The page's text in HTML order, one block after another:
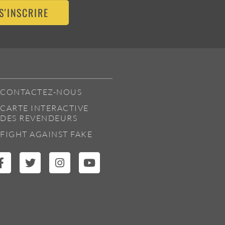
CONTACTEZ-NOUS
CARTE INTERACTIVE
DES REVENDEURS
FIGHT AGAINST FAKE